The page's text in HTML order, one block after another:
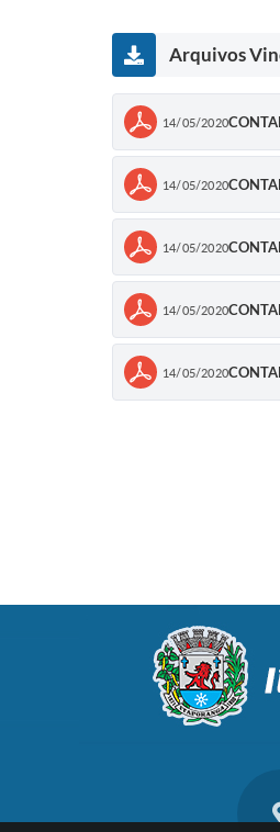
Arquivos
14/05/2020
14/05/2020
14/05/2020
14/05/2020
14/05/2020